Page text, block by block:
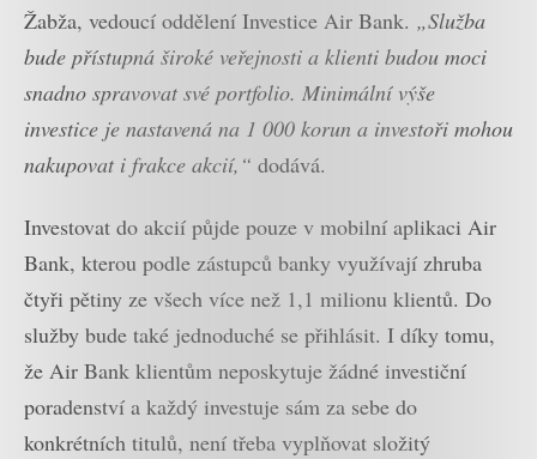
Žabža, vedoucí oddělení Investice Air Bank. „Služba
bude přístupná široké veřejnosti a klienti budou moci
snadno spravovat své portfolio. Minimální výše
investice je nastavená na 1 000 korun a investoři mohou
nakupovat i frakce akcií,“ dodává.
Investovat do akcií půjde pouze v mobilní aplikaci Air
Bank, kterou podle zástupců banky využívají zhruba
čtyři pětiny ze všech více než 1,1 milionu klientů. Do
služby bude také jednoduché se přihlásit. I díky tomu,
že Air Bank klientům neposkytuje žádné investiční
poradenství a každý investuje sám za sebe do
konkrétních titulů, není třeba vyplňovat složitý